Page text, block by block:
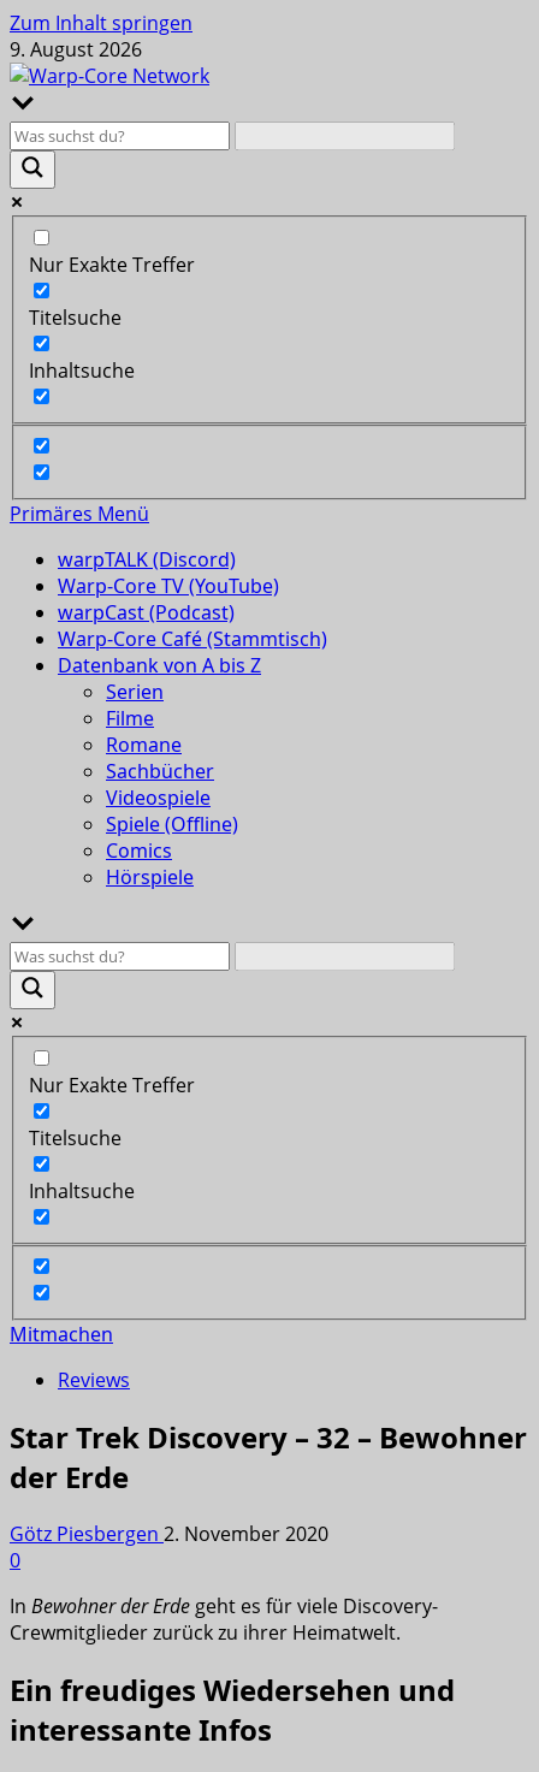
Zum Inhalt springen
9. August 2026
Nur Exakte Treffer
Titelsuche
Inhaltsuche
Primäres Menü
warpTALK (Discord)
Warp-Core TV (YouTube)
warpCast (Podcast)
Warp-Core Café (Stammtisch)
Datenbank von A bis Z
Serien
Filme
Romane
Sachbücher
Videospiele
Spiele (Offline)
Comics
Hörspiele
Nur Exakte Treffer
Titelsuche
Inhaltsuche
Mitmachen
Reviews
Star Trek Discovery – 32 – Bewohner
der Erde
Götz Piesbergen 2. November 2020
0
In Bewohner der Erde geht es für viele Discovery-
Crewmitglieder zurück zu ihrer Heimatwelt.
Ein freudiges Wiedersehen und
interessante Infos